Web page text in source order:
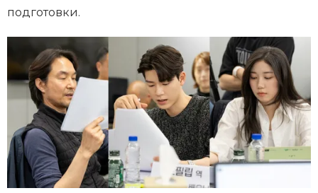
подготовки.